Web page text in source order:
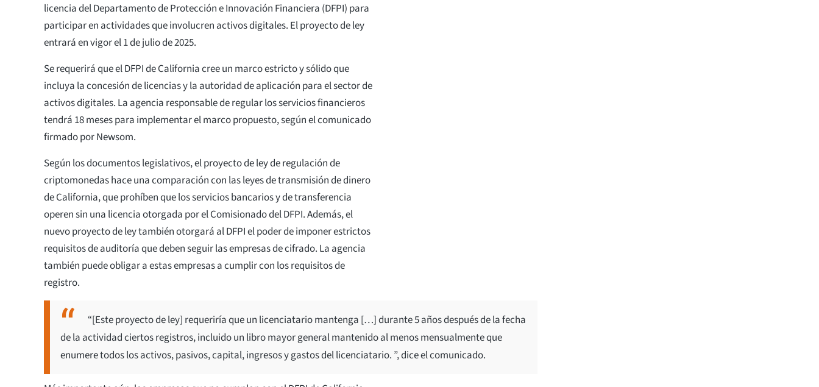
licencia del Departamento de Protección e Innovación Financiera (DFPI) para
participar en actividades que involucren activos digitales. El proyecto de ley
entrará en vigor el 1 de julio de 2025.
Se requerirá que el DFPI de California cree un marco estricto y sólido que
incluya la concesión de licencias y la autoridad de aplicación para el sector de
activos digitales. La agencia responsable de regular los servicios financieros
tendrá 18 meses para implementar el marco propuesto, según el comunicado
firmado por Newsom.
Según los documentos legislativos, el proyecto de ley de regulación de
criptomonedas hace una comparación con las leyes de transmisión de dinero
de California, que prohíben que los servicios bancarios y de transferencia
operen sin una licencia otorgada por el Comisionado del DFPI. Además, el
nuevo proyecto de ley también otorgará al DFPI el poder de imponer estrictos
requisitos de auditoría que deben seguir las empresas de cifrado. La agencia
también puede obligar a estas empresas a cumplir con los requisitos de
registro.
“[Este proyecto de ley] requeriría que un licenciatario mantenga […] durante 5 años después de la fecha
de la actividad ciertos registros, incluido un libro mayor general mantenido al menos mensualmente que
enumere todos los activos, pasivos, capital, ingresos y gastos del licenciatario. ”, dice el comunicado.